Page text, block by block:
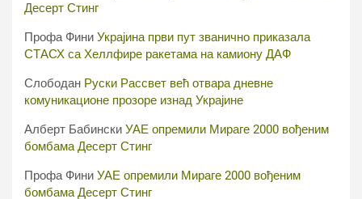
Десерт Стинг
Профа Фини Украјина први пут званично приказала
СТАСХ са Хеллфире ракетама на камиону ДАФ
Слободан Руски Рассвет већ отвара дневне
комуникационе прозоре изнад Украјине
Алберт Бабински УАЕ опремили Мираге 2000 вођеним
бомбама Десерт Стинг
Профа Фини УАЕ опремили Мираге 2000 вођеним
бомбама Десерт Стинг